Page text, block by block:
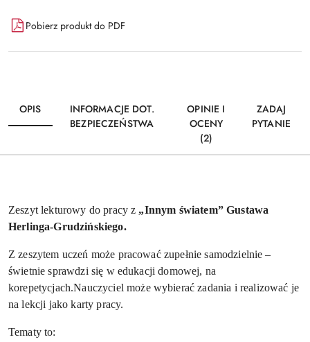
Dostępność
i
dostawa
Pobierz produkt do PDF
OPIS
INFORMACJE DOT.
BEZPIECZEŃSTWA
OPINIE I
OCENY
(2)
ZADAJ
PYTANIE
Zeszyt lekturowy do pracy z „Innym światem” Gustawa
Herlinga-Grudzińskiego.
Z zeszytem uczeń może pracować zupełnie samodzielnie –
świetnie sprawdzi się w edukacji domowej, na
korepetycjach.Nauczyciel może wybierać zadania i realizować je
na lekcji jako karty pracy.
Tematy to: